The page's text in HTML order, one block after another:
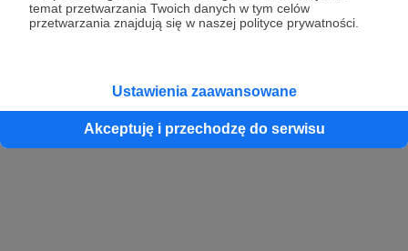
temat przetwarzania Twoich danych w tym celów
przetwarzania znajdują się w naszej polityce prywatności.
Ustawienia zaawansowane
Akceptuję i przechodzę do serwisu
konta przez osobę niepełnoletnią” dostępny w regulaminie Patronite.pl